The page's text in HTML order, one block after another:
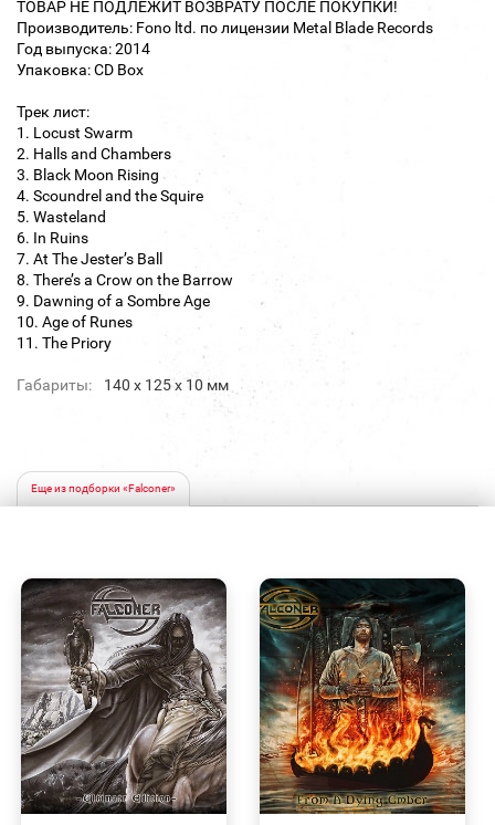
ТОВАР НЕ ПОДЛЕЖИТ ВОЗВРАТУ ПОСЛЕ ПОКУПКИ!
Производитель: Fono ltd. по лицензии Metal Blade Records
Год выпуска: 2014
Упаковка: CD Box
Трек лист:
1. Locust Swarm
2. Halls and Chambers
3. Black Moon Rising
4. Scoundrel and the Squire
5. Wasteland
6. In Ruins
7. At The Jester’s Ball
8. There’s a Crow on the Barrow
9. Dawning of a Sombre Age
10. Age of Runes
11. The Priory
Габариты: 140 х 125 х 10 мм
Еще из подборки «Falconer»